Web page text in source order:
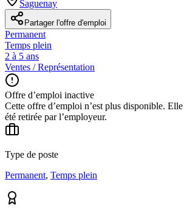
Saguenay
Partager l'offre d'emploi
Permanent
Temps plein
2 à 5 ans
Ventes / Représentation
Offre d’emploi inactive
Cette offre d’emploi n’est plus disponible.
été retirée par l’employeur.
Type de poste
Permanent, Temps plein